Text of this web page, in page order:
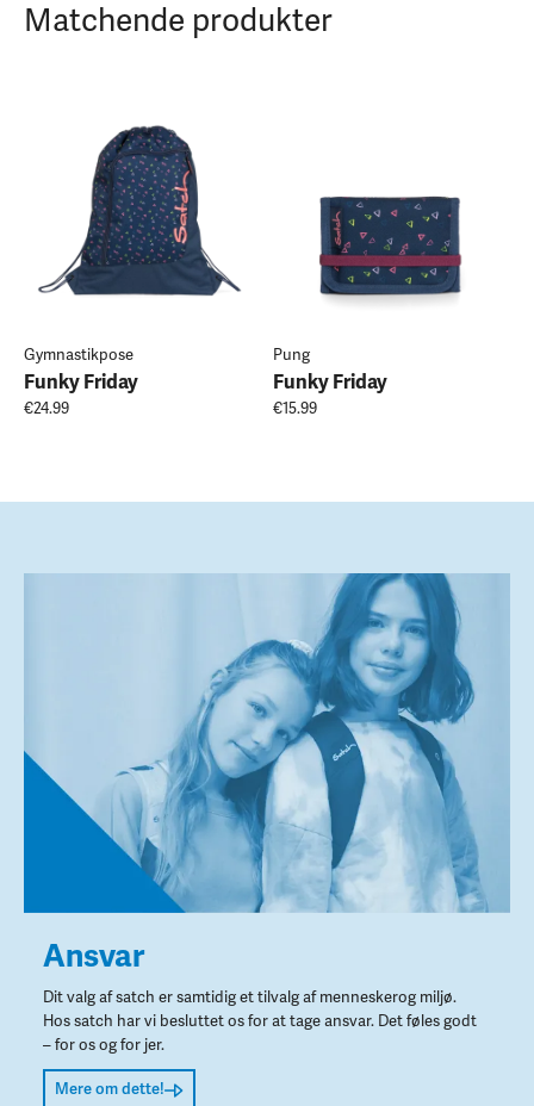
Matchende produkter
Gymnastikpose
Funky Friday
€24.99
Pung
Funky Friday
€15.99
Ansvar
Dit valg af satch er samtidig et tilvalg af menneskerog miljø.
Hos satch har vi besluttet os for at tage ansvar. Det føles godt
– for os og for jer.
Mere om dette!